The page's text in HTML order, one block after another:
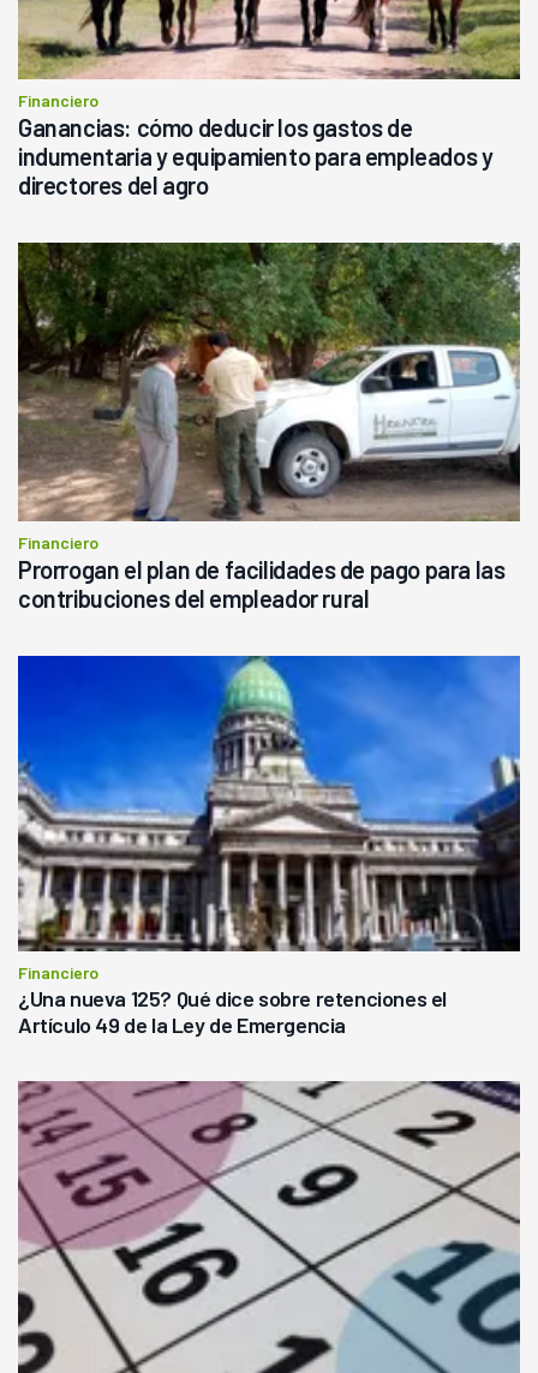
Financiero
Ganancias: cómo deducir los gastos de
indumentaria y equipamiento para empleados y
directores del agro
Financiero
Prorrogan el plan de facilidades de pago para las
contribuciones del empleador rural
Financiero
¿Una nueva 125? Qué dice sobre retenciones el
Artículo 49 de la Ley de Emergencia